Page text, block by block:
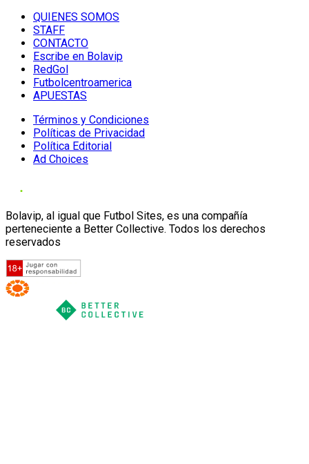
QUIENES SOMOS
STAFF
CONTACTO
Escribe en Bolavip
RedGol
Futbolcentroamerica
APUESTAS
Términos y Condiciones
Políticas de Privacidad
Política Editorial
Ad Choices
Bolavip, al igual que Futbol Sites, es una compañía
perteneciente a Better Collective. Todos los derechos
reservados